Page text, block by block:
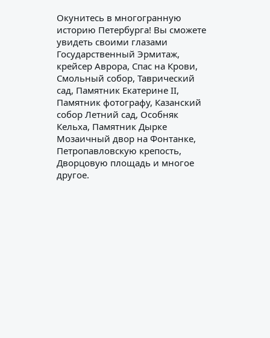
Окунитесь в многогранную
историю Петербурга! Вы сможете
увидеть своими глазами
Государственный Эрмитаж,
крейсер Аврора, Спас на Крови,
Смольный собор, Таврический
сад, Памятник Екатерине II,
Памятник фотографу, Казанский
собор Летний сад, Особняк
Кельха, Памятник Дырке
Мозаичный двор на Фонтанке,
Петропавловскую крепость,
Дворцовую площадь и многое
другое.